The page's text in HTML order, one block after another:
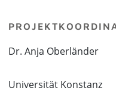
Dr. Anja Oberländer
Universität Konstanz